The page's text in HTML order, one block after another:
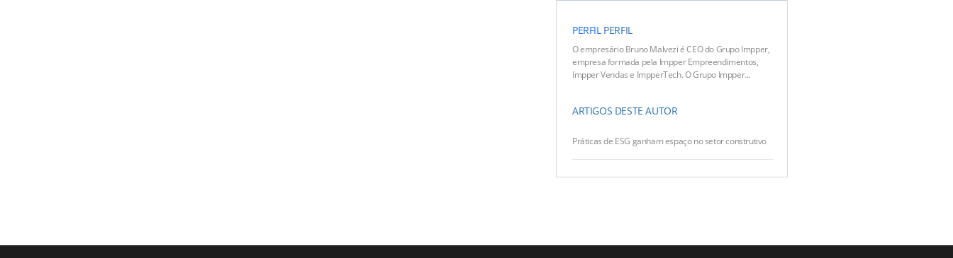
PERFILPERFIL
O empresário Bruno Malvezi é CEO do Grupo Impper,
empresa formada pela Impper Empreendimentos,
Impper Vendas e ImpperTech. O Grupo Impper...
ARTIGOS DESTE AUTOR
Práticas de ESG ganham espaço no setor construtivo